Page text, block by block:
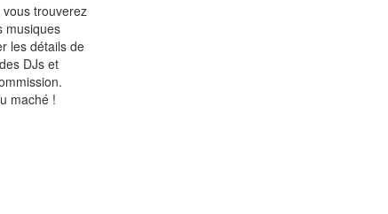
trouverez
musiques
les détails de
DJs et
maché !